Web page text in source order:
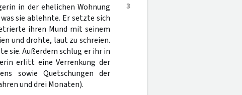
3
in der ehelichen Wohnung
sie ablehnte. Er setzte sich
ihren Mund mit seinem
und drohte, laut zu schreien.
sie. Außerdem schlug er ihr in
erlitt eine Verrenkung der
sowie Quetschungen der
und drei Monaten).